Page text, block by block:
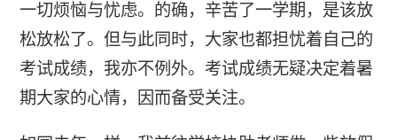
一切烦恼与忧虑。的确，辛苦了一学期，是该放
松放松了。但与此同时，大家也都担忧着自己的
考试成绩，我亦不例外。考试成绩无疑决定着暑
期大家的心情，因而备受关注。